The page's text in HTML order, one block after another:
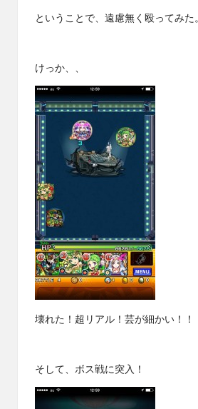
ということで、遠慮無く殴ってみた
けっか、、
壊れた！超リアル！芸が細かい！！
そして、ボス戦に突入！